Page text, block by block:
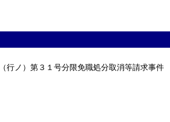
ノ）第３１号分限免職処分取消等請求事件　